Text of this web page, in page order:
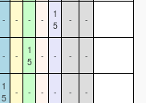
- - - -
1
5
- -
- -
1
5
- - - -
1
5
- - - - - -